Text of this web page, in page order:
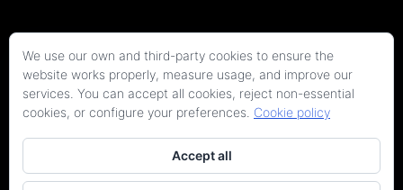
We use our own and third-party cookies to ensure the
website works properly, measure usage, and improve our
services. You can accept all cookies, reject non-essential
cookies, or configure your preferences. Cookie policy
Accept all